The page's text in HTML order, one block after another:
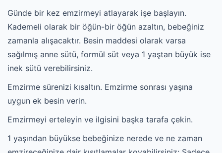
Günde bir kez emzirmeyi atlayarak işe başlayın.
Kademeli olarak bir öğün-bir öğün azaltın, bebeğiniz
zamanla alışacaktır. Besin maddesi olarak varsa
sağılmış anne sütü, formül süt veya 1 yaştan büyük ise
inek sütü verebilirsiniz.
Emzirme sürenizi kısaltın. Emzirme sonrası yaşına
uygun ek besin verin.
Emzirmeyi erteleyin ve ilgisini başka tarafa çekin.
1 yaşından büyükse bebeğinize nerede ve ne zaman